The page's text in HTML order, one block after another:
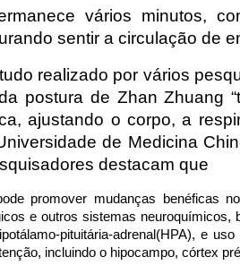
vários minutos,
sentir a circulação de
realizado por vários
postura de Zhan Zhuang
ajustando o corpo, a
de Medicina
destacam que
promover mudanças benéficas
e outros sistemas
pituitária-adrenal(HPA), e
incluindo o hipocampo, córtex